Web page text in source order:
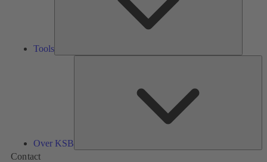
Tools
Over KSB
Contact